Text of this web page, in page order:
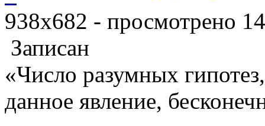
938x682 - просмотрено
Записан
«Число разумных
данное явление,